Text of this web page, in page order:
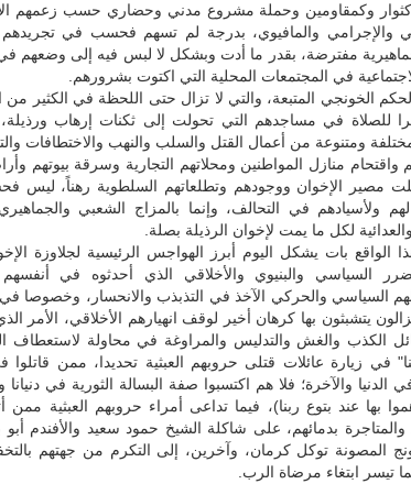
وكمقاومين وحملة مشروع مدني وحضاري حسب زعمهم
والإجرامي والمافيوي، بدرجة لم تسهم فحسب في
مفترضة، بقدر ما أدت وبشكل لا لبس فيه إلى وضعهم
في المجتمعات المحلية التي اكتوت بشرورهم.
الخونجي المتبعة، والتي لا تزال حتى اللحظة في الكثير من
للصلاة في مساجدهم التي تحولت إلى ثكنات إرهاب
ومتنوعة من أعمال القتل والسلب والنهب والاختطافات
واقتحام منازل المواطنين ومحلاتهم التجارية وسرقة بيوتهم
مصير الإخوان ووجودهم وتطلعاتهم السلطوية رهناً، ليس
لهم ولأسيادهم في التحالف، وإنما بالمزاج الشعبي
لكل ما يمت لإخوان الرذيلة بصلة.
الواقع بات يشكل اليوم أبرز الهواجس الرئيسية لجلاوزة
السياسي والبنيوي والأخلاقي الذي أحدثوه في
السياسي والحركي الآخذ في التذبذب والانحسار، وخصوصا في
يتشبثون بها كرهان أخير لوقف انهيارهم الأخلاقي، الأمر
الكذب والغش والتدليس والمراوغة في محاولة لاستعطاف
في زيارة عائلات قتلى حروبهم العبثية تحديدا، ممن
في الدنيا والآخرة؛ فلا هم اكتسبوا صفة البسالة الثورية في
بها عند بتوع ربنا)، فيما تداعى أمراء حروبهم العبثية
والمتاجرة بدمائهم، على شاكلة الشيخ حمود سعيد والأفندم أبو
المصونة توكل كرمان، وآخرين، إلى التكرم من جهتهم
تيسر ابتغاء مرضاة الرب.